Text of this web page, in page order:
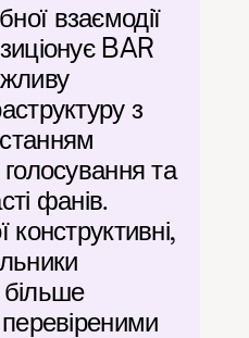
взаємодії
BAR
з
голосування та
фанів.
конструктивні,